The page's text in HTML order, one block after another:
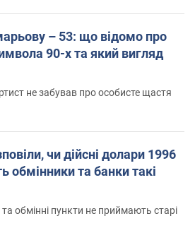
– 53: що відомо про
90-х та який вигляд
не забував про особисте щастя
чи дійсні долари 1996
обмінники та банки такі
обмінні пункти не приймають старі